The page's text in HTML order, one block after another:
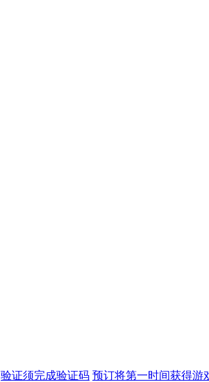
验证须完成验证码 预订将第一时间获得游